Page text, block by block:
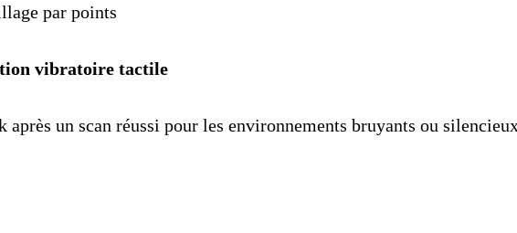
par points
vibratoire tactile
après un scan réussi pour les environnements bruyants ou